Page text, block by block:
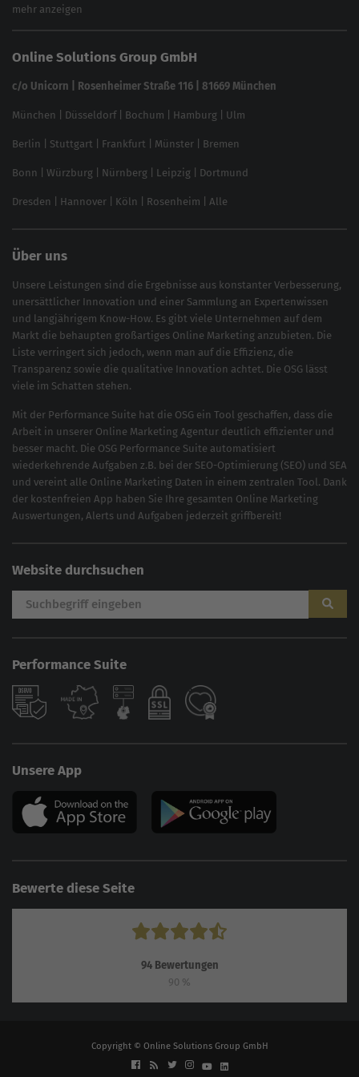
Website SEO Check
feed2content.ai
eCommerce SEO
In ChatGPT gefunden werden
Linkbuilding 2025
Local SEO
SEO für Online Shops
Brand Monitoring 2025
mehr anzeigen
Online Solutions Group GmbH
c/o Unicorn | Rosenheimer Straße 116 | 81669 München
München Düsseldorf| Bochum Hamburg Ulm
Berlin Stuttgart Frankfurt Münster Bremen
Bonn Würzburg Nürnberg Leipzig Dortmund
Dresden Hannover Köln Rosenheim Alle
Über uns
Unsere Leistungen sind die Ergebnisse aus konstanter Verbesserung,
unersättlicher Innovation und einer Sammlung an Expertenwissen
und langjährigem Know-How. Es gibt viele Unternehmen auf dem
Markt die behaupten großartiges Online Marketing anzubieten. Die
Liste verringert sich jedoch, wenn man auf die Effizienz, die
Transparenz sowie die qualitative Innovation achtet. Die OSG lässt
viele im Schatten stehen.
Mit der Performance Suite hat die OSG ein Tool geschaffen, dass die
Arbeit in unserer Online Marketing Agentur deutlich effizienter und
besser macht. Die OSG Performance Suite automatisiert
wiederkehrende Aufgaben z.B. bei der SEO-Optimierung (SEO) und SEA
und vereint alle Online Marketing Daten in einem zentralen Tool. Dank
der kostenfreien App haben Sie Ihre gesamten Online Marketing
Auswertungen, Alerts und Aufgaben jederzeit griffbereit!
Website durchsuchen
Performance Suite
Unsere App
Bewerte diese Seite
94Bewertungen
90 %
Copyright © Online Solutions Group GmbH